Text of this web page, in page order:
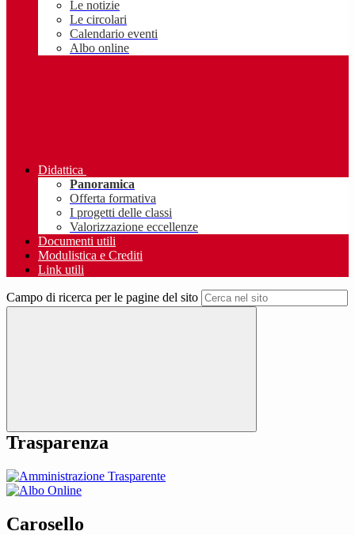
Le notizie
Le circolari
Calendario eventi
Albo online
Didattica
Panoramica
Offerta formativa
I progetti delle classi
Valorizzazione eccellenze
Documenti utili
Modulistica e Crediti
Link utili
Campo di ricerca per le pagine del sito
Trasparenza
Carosello